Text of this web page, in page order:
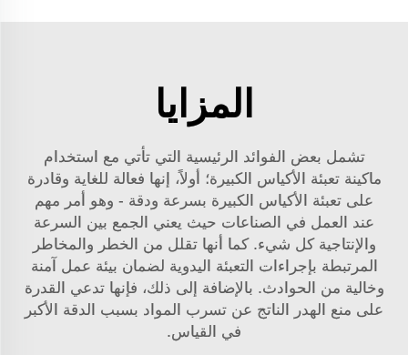
المزايا
تشمل بعض الفوائد الرئيسية التي تأتي مع استخدام
ماكينة تعبئة الأكياس الكبيرة؛ أولاً، إنها فعالة للغاية وقادرة
على تعبئة الأكياس الكبيرة بسرعة ودقة - وهو أمر مهم
عند العمل في الصناعات حيث يعني الجمع بين السرعة
والإنتاجية كل شيء. كما أنها تقلل من الخطر والمخاطر
المرتبطة بإجراءات التعبئة اليدوية لضمان بيئة عمل آمنة
وخالية من الحوادث. بالإضافة إلى ذلك، فإنها تدعي القدرة
على منع الهدر الناتج عن تسرب المواد بسبب الدقة الأكبر
في القياس.